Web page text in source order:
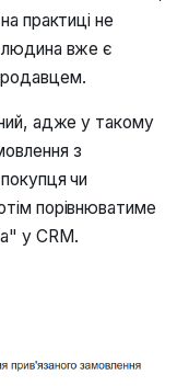
практиці не
людина вже є
адже у такому
з
чи
порівнюватиме
у CRM.